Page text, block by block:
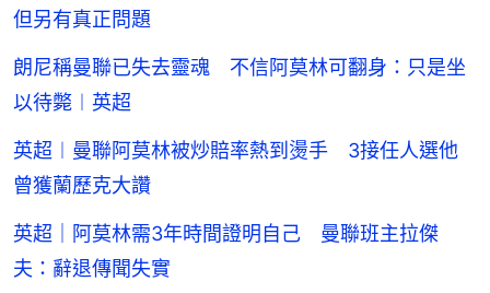
但另有真正問題
朗尼稱曼聯已失去靈魂 不信阿莫林可翻身：只是坐
以待斃︱英超
英超︱曼聯阿莫林被炒賠率熱到燙手 3接任人選他
曾獲蘭歷克大讚
英超｜阿莫林需3年時間證明自己 曼聯班主拉傑
夫：辭退傳聞失實